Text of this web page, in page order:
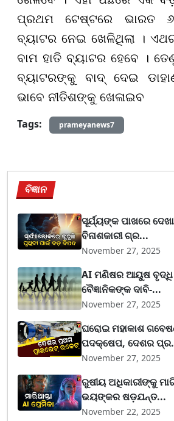
ପ୍ରଥମ ଟେଷ୍ଟରେ ଭାରତ
ବ୍ୟାଟର ନେଇ ଖେଳିଥିଲା ।
ବାମ ହାତି ବ୍ୟାଟର ହେବେ ।
ବ୍ୟାଟରଙ୍କୁ ବାଦ୍ ଦେଇ
ଭାବେ ନୀତିଶଙ୍କୁ ଖେଳାଇବ
Tags:
prameyanews7
ବିଜ୍ଞାନ
ସୂର୍ଯ୍ୟଙ୍କ ପାଖରେ
ବିନାଶକାରୀ ଗ୍ର...
November 27, 2025
AI ମଣିଷର ଆୟୁଷ ବୃଦ୍ଧି
ବୈଜ୍ଞାନିକଙ୍କ ଦାବି-...
November 27, 2025
ଘରୋଇ ମହାକାଶ
ପଦକ୍ଷେପ, ଦେଶର
November 27, 2025
ରୁଷୀୟ ଅଧିକାରୀଙ୍କୁ
ଭୟଙ୍କର ଷଡ଼ଯନ୍ତ...
November 22, 2025